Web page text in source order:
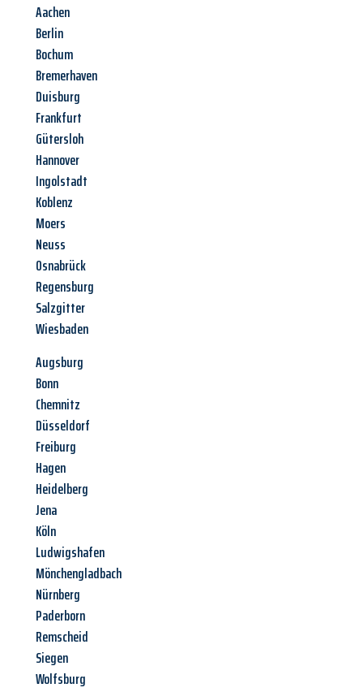
Aachen
Berlin
Bochum
Bremerhaven
Duisburg
Frankfurt
Gütersloh
Hannover
Ingolstadt
Koblenz
Moers
Neuss
Osnabrück
Regensburg
Salzgitter
Wiesbaden
Augsburg
Bonn
Chemnitz
Düsseldorf
Freiburg
Hagen
Heidelberg
Jena
Köln
Ludwigshafen
Mönchengladbach
Nürnberg
Paderborn
Remscheid
Siegen
Wolfsburg